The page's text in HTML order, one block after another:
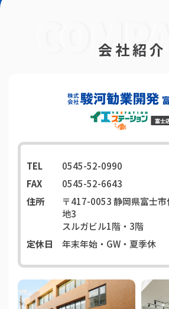
会社紹介
TEL
0545-52-0990
FAX
0545-52-6643
住所
〒417-0053静岡県富士
地3
スルガビル1階・3階
定休日
年末年始・GW・夏季休